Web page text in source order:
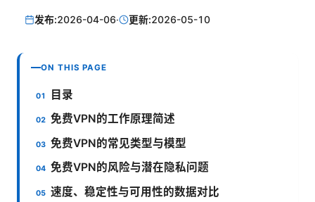
发布:2026-04-06· 更新:2026-05-10
ON THIS PAGE
目录
免费VPN的工作原理简述
免费VPN的常见类型与模型
免费VPN的风险与潜在隐私问题
速度、稳定性与可用性的数据对比